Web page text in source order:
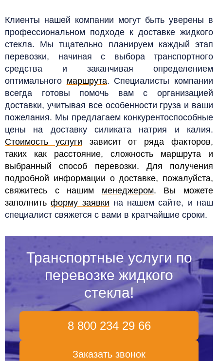
Клиенты нашей компании могут быть уверены в
профессиональном подходе к доставке жидкого
стекла. Мы тщательно планируем каждый этап
перевозки, начиная с выбора транспортного
средства и заканчивая определением
оптимального маршрута. Специалисты компании
всегда готовы помочь вам с организацией
доставки, учитывая все особенности груза и ваши
пожелания. Мы предлагаем конкурентоспособные
цены на доставку силиката натрия и калия.
Стоимость услуги зависит от ряда факторов,
таких как расстояние, сложность маршрута и
выбранный способ перевозки. Для получения
подробной информации о доставке, пожалуйста,
свяжитесь с нашим менеджером. Вы можете
заполнитьформу заявки на нашем сайте, и наш
специалист свяжется с вами в кратчайшие сроки.
Транспортные услуги по
перевозке жидкого
стекла!
8 800 234 29 66
Заказать звонок